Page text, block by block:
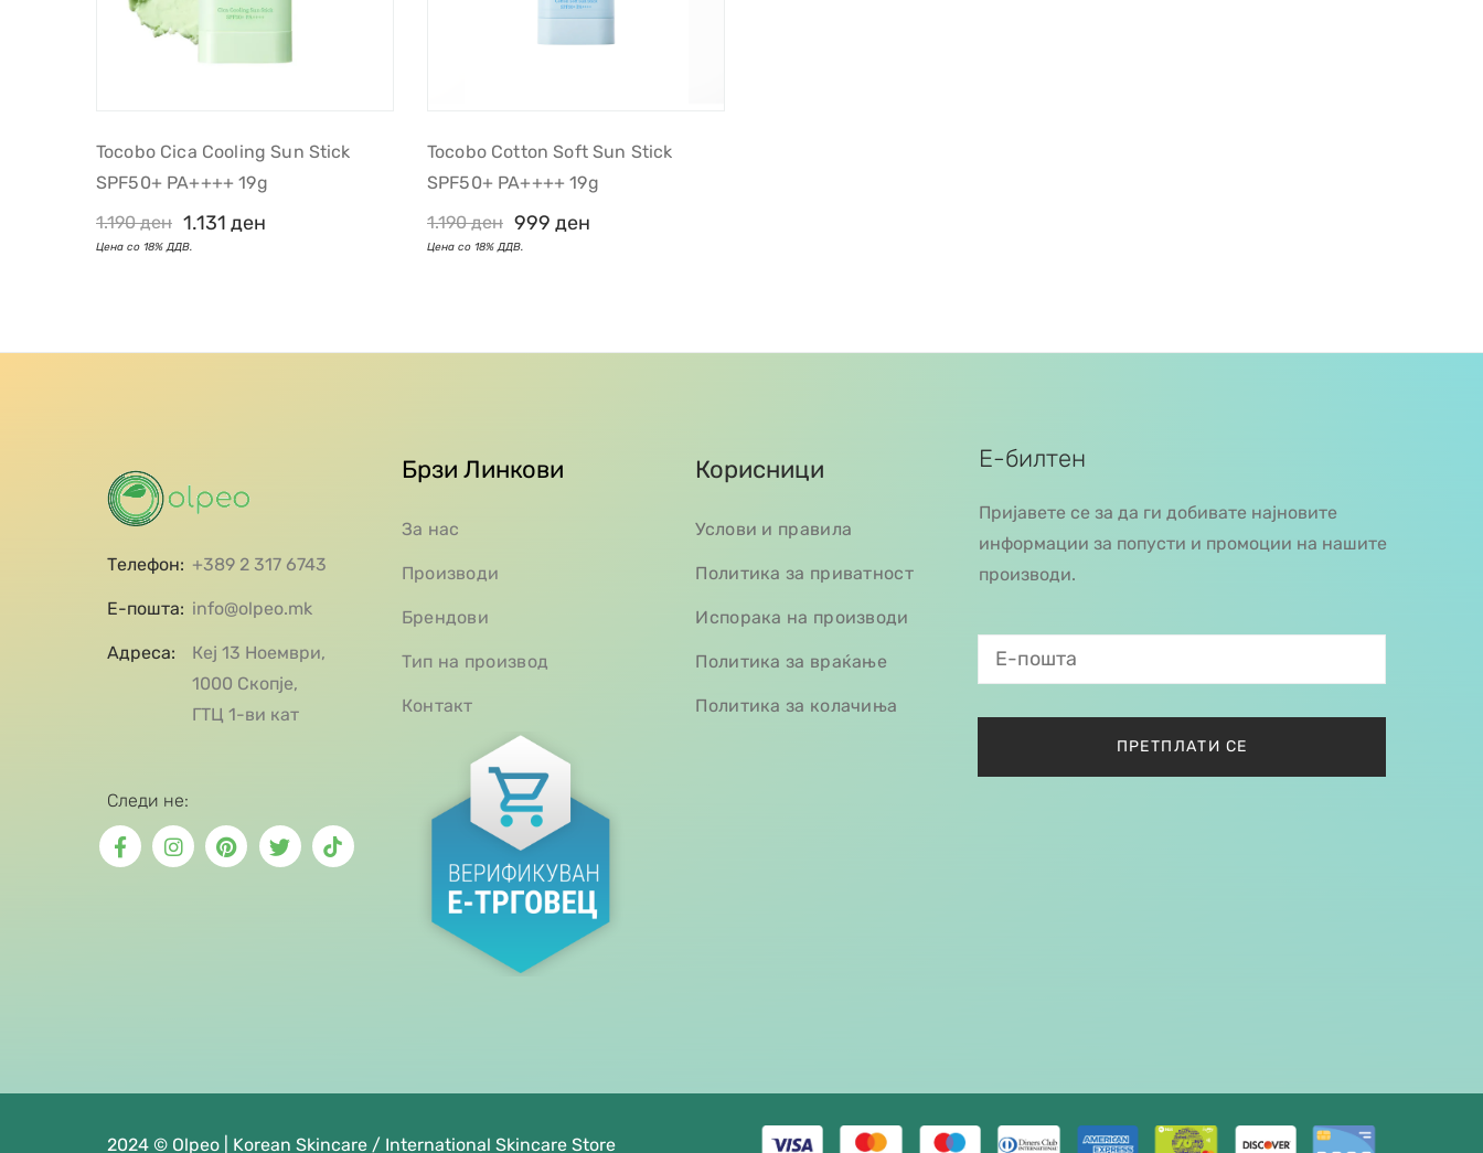
Tocobo Cica Cooling Sun Stick
SPF50+ PA++++ 19g
1.190ден 1.131 ден
Tocobo Cotton Soft Sun Stick
SPF50+ PA++++ 19g
1.190ден 999 ден
Телефон: +389 2 317 6743
Е-пошта: info@olpeo.mk
Адреса:
Кеј 13 Ноември,
1000 Скопје,
ГТЦ 1-ви кат
Следи не:
Брзи Линкови
За нас
Производи
Брендови
Тип на производ
Контакт
Корисници
Услови и правила
Политика за приватност
Испорака на производи
Политика за враќање
Политика за колачиња
Е-билтен
Пријавете се за да ги добивате најновите
информации за попусти и промоции на нашите
производи.
2024 © Olpeo | Korean Skincare / International Skincare Store